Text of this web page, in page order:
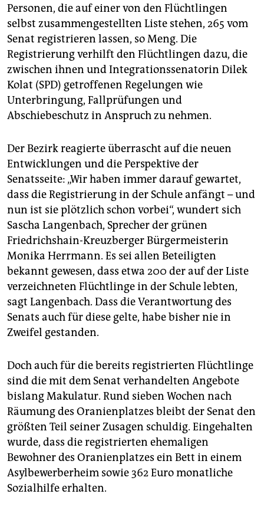
Personen, die auf einer von den Flüchtlingen
selbst zusammengestellten Liste stehen, 265 vom
Senat registrieren lassen, so Meng. Die
Registrierung verhilft den Flüchtlingen dazu, die
zwischen ihnen und Integrationssenatorin Dilek
Kolat (SPD) getroffenen Regelungen wie
Unterbringung, Fallprüfungen und
Abschiebeschutz in Anspruch zu nehmen.
Der Bezirk reagierte überrascht auf die neuen
Entwicklungen und die Perspektive der
Senatsseite: „Wir haben immer darauf gewartet,
dass die Registrierung in der Schule anfängt – und
nun ist sie plötzlich schon vorbei“, wundert sich
Sascha Langenbach, Sprecher der grünen
Friedrichshain-Kreuzberger Bürgermeisterin
Monika Herrmann. Es sei allen Beteiligten
bekannt gewesen, dass etwa 200 der auf der Liste
verzeichneten Flüchtlinge in der Schule lebten,
sagt Langenbach. Dass die Verantwortung des
Senats auch für diese gelte, habe bisher nie in
Zweifel gestanden.
Doch auch für die bereits registrierten Flüchtlinge
sind die mit dem Senat verhandelten Angebote
bislang Makulatur. Rund sieben Wochen nach
Räumung des Oranienplatzes bleibt der Senat den
größten Teil seiner Zusagen schuldig. Eingehalten
wurde, dass die registrierten ehemaligen
Bewohner des Oranienplatzes ein Bett in einem
Asylbewerberheim sowie 362 Euro monatliche
Sozialhilfe erhalten.